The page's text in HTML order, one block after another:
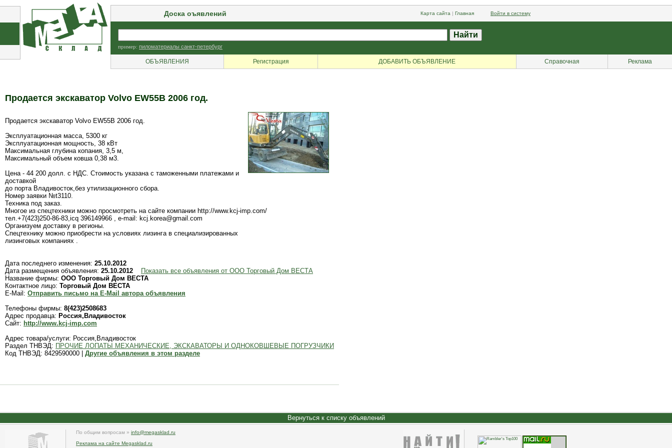
Доска оъявлений Карта сайта | Главная Войти в систему
пример: пиломатериалы санкт-петербург
ОБЪЯВЛЕНИЯ Регистрация ДОБАВИТЬ ОБЪЯВЛЕНИЕ Справочная Реклама
Продается экскаватор Volvo EW55B 2006 год.
Продается экскаватор Volvo EW55B 2006 год.
Эксплуатационная масса, 5300 кг
Эксплуатационная мощность, 38 кВт
Максимальная глубина копания, 3,5 м,
Максимальный объем ковша 0,38 м3.
Цена - 44 200 долл. с НДС. Стоимость указана с таможенными платежами и
доставкой
до порта Владивосток,без утилизационного сбора.
Номер заявки №t3110.
Техника под заказ.
Многое из спецтехники можно просмотреть на сайте компании http://www.kcj-imp.com/
тел.+7(423)250-86-83,icq 396149966 , e-mail: kcj.korea@gmail.com
Организуем доставку в регионы.
Спецтехнику можно приобрести на условиях лизинга в специализированных
лизинговых компаниях .
Дата последнего изменения: 25.10.2012
Дата размещения объявления: 25.10.2012
Показать все объявления от ООО Торговый Дом ВЕСТА
Название фирмы: ООО Торговый Дом ВЕСТА
Контактное лицо: Торговый Дом ВЕСТА
E-Mail: Отправить письмо на E-Mail автора объявления
Телефоны фирмы: 8(423)2508683
Адрес продавца: Россия,Владивосток
Сайт: http://www.kcj-imp.com
Адрес товара/услуги: Россия,Владивосток
Раздел ТНВЭД: ПРОЧИЕ ЛОПАТЫ МЕХАНИЧЕСКИЕ, ЭКСКАВАТОРЫ И ОДНОКОВШЕВЫЕ ПОГРУЗЧИКИ
Код ТНВЭД: 8429590000 | Другие объявления в этом разделе
Вернуться к списку объявлений
По общим вопросам » info@megasklad.ru
Реклама на сайте Megasklad.ru